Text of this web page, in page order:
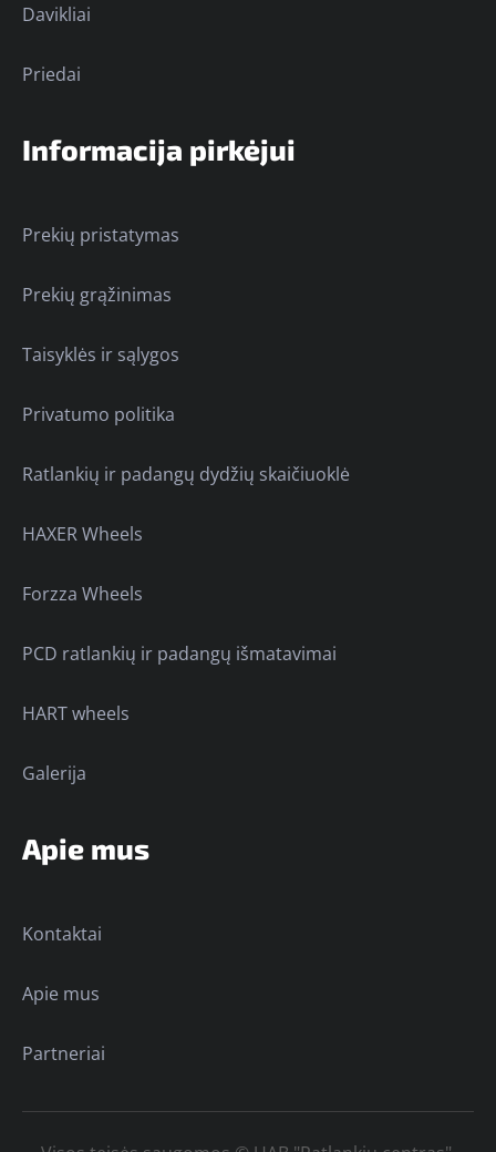
Davikliai
Priedai
Informacija pirkėjui
Prekių pristatymas
Prekių grąžinimas
Taisyklės ir sąlygos
Privatumo politika
Ratlankių ir padangų dydžių skaičiuoklė
HAXER Wheels
Forzza Wheels
PCD ratlankių ir padangų išmatavimai
HART wheels
Galerija
Apie mus
Kontaktai
Apie mus
Partneriai